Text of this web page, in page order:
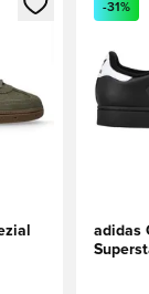
-31%
adidas